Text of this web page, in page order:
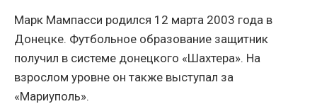
Марк Мампасси родился 12 марта 2003 года в
Донецке. Футбольное образование защитник
получил в системе донецкого «Шахтера». На
взрослом уровне он также выступал за
«Мариуполь».